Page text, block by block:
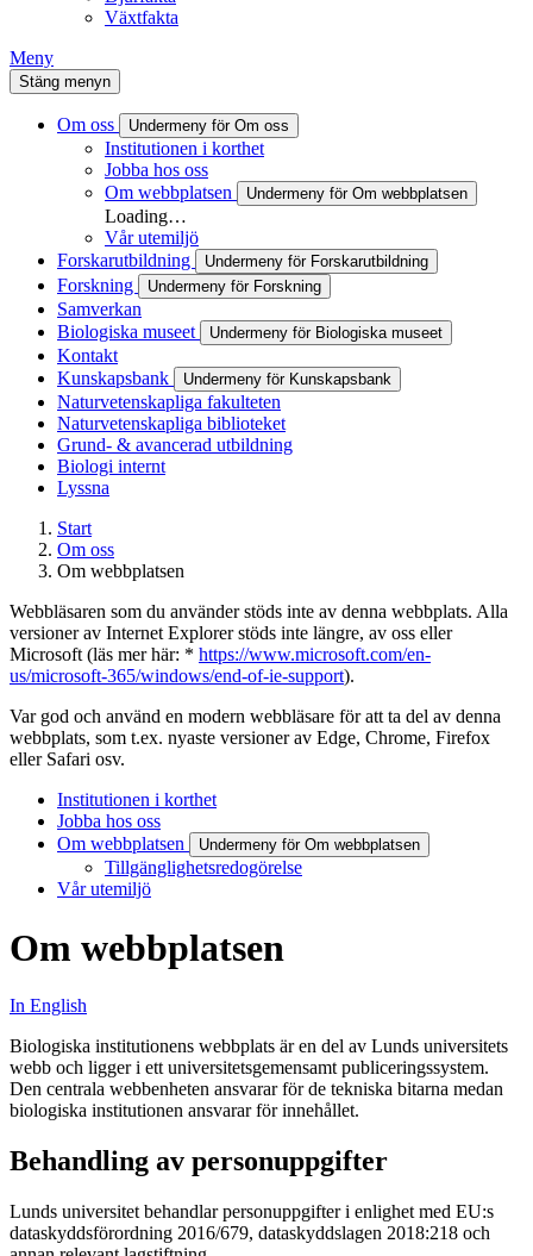
Växtfakta
Meny
Stäng menyn
Om oss Undermeny för Om oss
Institutionen i korthet
Jobba hos oss
Om webbplatsen
Undermeny för Om webbplatsen
Loading…
Vår utemiljö
Forskarutbildning
Undermeny för Forskarutbildning
Forskning Undermeny för Forskning
Samverkan
Biologiska museet
Undermeny för Biologiska museet
Kontakt
Kunskapsbank
Undermeny för Kunskapsbank
Naturvetenskapliga fakulteten
Naturvetenskapliga biblioteket
Grund- & avancerad utbildning
Biologi internt
Lyssna
Start
Om oss
Om webbplatsen
Webbläsaren som du använder stöds inte av denna webbplats. Alla
versioner av Internet Explorer stöds inte längre, av oss eller
Microsoft (läs mer här: * https://www.microsoft.com/en-
us/microsoft-365/windows/end-of-ie-support).
Var god och använd en modern webbläsare för att ta del av denna
webbplats, som t.ex. nyaste versioner av Edge, Chrome, Firefox
eller Safari osv.
Institutionen i korthet
Jobba hos oss
Om webbplatsen
Undermeny för Om webbplatsen
Tillgänglighetsredogörelse
Vår utemiljö
Om webbplatsen
In English
Biologiska institutionens webbplats är en del av Lunds universitets
webb och ligger i ett universitetsgemensamt publiceringssystem.
Den centrala webbenheten ansvarar för de tekniska bitarna medan
biologiska institutionen ansvarar för innehållet.
Behandling av personuppgifter
Lunds universitet behandlar personuppgifter i enlighet med EU:s
dataskyddsförordning 2016/679, dataskyddslagen 2018:218 och